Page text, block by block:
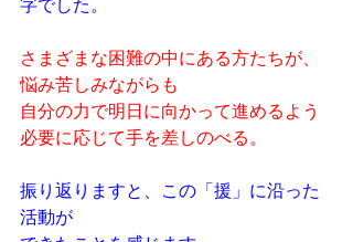
字でした。
さまざまな困難の中にある方たちが、
悩み苦しみながらも
自分の力で明日に向かって進めるよう
必要に応じて手を差しのべる。
振り返りますと、この「援」に沿った
活動が